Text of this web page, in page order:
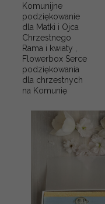
Komunijne
podziękowanie
dla Matki i Ojca
Chrzestnego
Rama i kwiaty ,
Flowerbox Serce
podziękowania
dla chrzestnych
na Komunię